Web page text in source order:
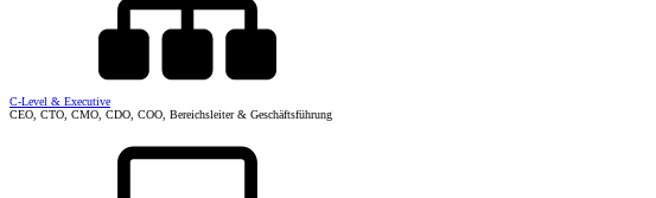
C-Level & Executive
CEO, CTO, CMO, CDO, COO, Bereichsleiter & Geschäftsführung